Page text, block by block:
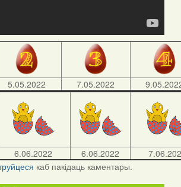
5.05.2022 7.05.2022
6.06.2022 6.06.2022
каб пакідаць каментары.